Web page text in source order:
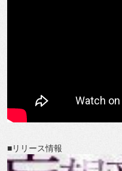
■リリース情報